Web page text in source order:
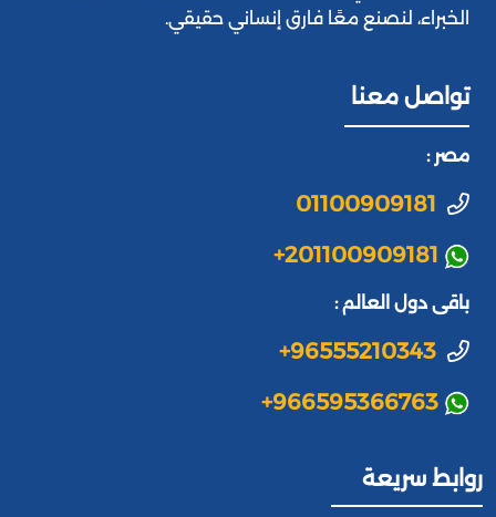
الخبراء، لنصنع معًا فارق إنساني حقيقي.
تواصل معنا
مصر :
01100909181
+201100909181
باقى دول العالم :
+96555210343
+966595366763
روابط سريعة